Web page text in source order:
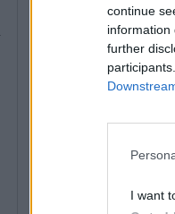
continue
information
further
I want